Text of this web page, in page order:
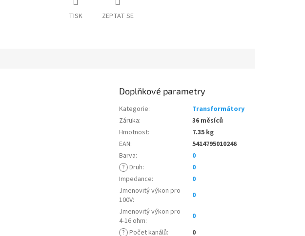
TISK ZEPTAT SE
Doplňkové parametry
Kategorie:
Transformátory
Záruka:
36 měsíců
Hmotnost:
7.35 kg
EAN:
5414795010246
Barva:
0
? Druh:
0
Impedance:
0
Jmenovitý výkon pro
100V:
0
Jmenovitý výkon pro
4-16 ohm:
0
? Počet kanálů:
0